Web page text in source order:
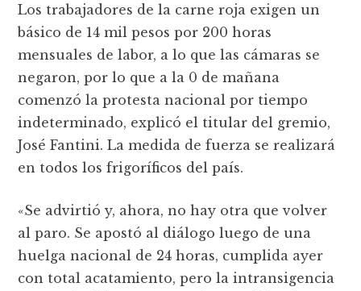
Los trabajadores de la carne roja exigen un
básico de 14 mil pesos por 200 horas
mensuales de labor, a lo que las cámaras se
negaron, por lo que a la 0 de mañana
comenzó la protesta nacional por tiempo
indeterminado, explicó el titular del gremio,
José Fantini. La medida de fuerza se realizará
en todos los frigoríficos del país.
«Se advirtió y, ahora, no hay otra que volver
al paro. Se apostó al diálogo luego de una
huelga nacional de 24 horas, cumplida ayer
con total acatamiento, pero la intransigencia